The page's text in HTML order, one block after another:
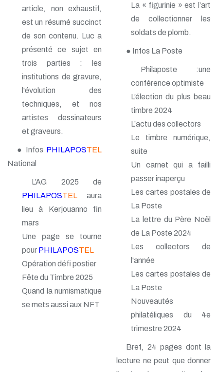
article, non exhaustif,
est un résumé succinct
de son contenu. Luc a
présenté ce sujet en
trois parties : les
institutions de gravure,
l'évolution des
techniques, et nos
artistes dessinateurs
et graveurs.
● Infos PHILAPOSTEL
National
L’AG 2025 de
PHILAPOSTEL aura
lieu à Kerjouanno fin
mars
Une page se tourne
pour PHILAPOSTEL
Opération défi postier
Fête du Timbre 2025
Quand la numismatique
se mets aussi aux NFT
La « figurinie » est l’art
de collectionner les
soldats de plomb.
● Infos La Poste
Philaposte :une
conférence optimiste
L’élection du plus beau
timbre 2024
L’actu des collectors
Le timbre numérique,
suite
Un carnet qui a failli
passer inaperçu
Les cartes postales de
La Poste
La lettre du Père Noël
de La Poste 2024
Les collectors de
l'année
Les cartes postales de
La Poste
Nouveautés
philatéliques du 4e
trimestre 2024
Bref, 24 pages dont la
lecture ne peut que donner